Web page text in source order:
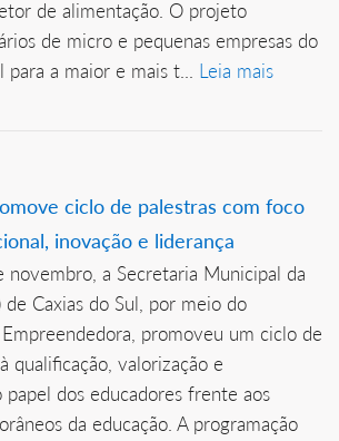
de alimentação. O projeto
de micro e pequenas empresas do
para a maior e mais t... Leia mais
ciclo de palestras com foco
inovação e liderança
novembro, a Secretaria Municipal da
de Caxias do Sul, por meio do
promoveu um ciclo de
qualificação, valorização e
dos educadores frente aos
da educação. A programação